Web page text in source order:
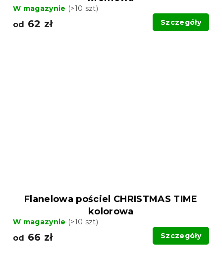
W magazynie (>10 szt)
od 62 zł Szczegóły
Flanelowa pościel CHRISTMAS TIME
kolorowa
W magazynie (>10 szt)
od 66 zł Szczegóły